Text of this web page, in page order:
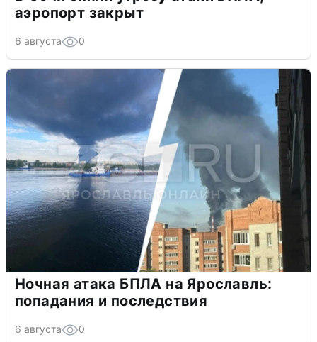
аэропорт закрыт
6 августа 0
Ночная атака БПЛА на Ярославль:
попадания и последствия
6 августа 0